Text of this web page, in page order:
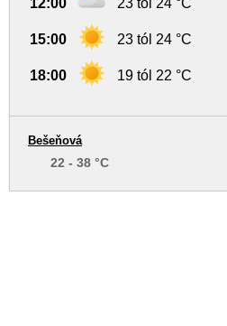
12:00 23 tól 24 °C
15:00 23 tól 24 °C
18:00 19 tól 22 °C
Bešeňová
22 - 38 °C